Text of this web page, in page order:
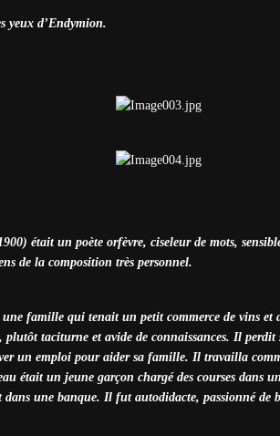
yeux d’Endymion.
était un poète orfèvre, ciseleur de mots,
de la composition très personnel.
famille qui tenait un petit commerce de vins et
plutôt taciturne et avide de connaissances. Il
un emploi pour aider sa famille. Il travailla
était un jeune garçon chargé des courses dans
une banque. Il fut autodidacte, passionné de